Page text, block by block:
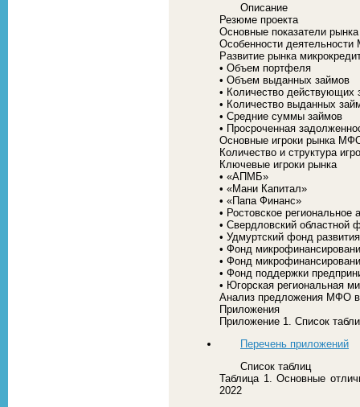
Описание
Резюме проекта
Основные показатели
Особенности
Развитие рынка
• Объем портфеля
• Объем выданных займов
• Количество действующих
• Количество выданных
• Средние суммы займов
• Просроченная
Основные игроки рынка
Количество и структура
Ключевые игроки рынка
• «АПМБ»
• «Мани Капитал»
• «Папа Финанс»
• Ростовское региональное
• Свердловский областной
• Удмуртский фонд
• Фонд
• Фонд
• Фонд поддержки
• Югорская региональная
Анализ предложения МФО в
Приложения
Приложение 1. Список
Перечень приложений
Список таблиц
Таблица 1. Основные
2022